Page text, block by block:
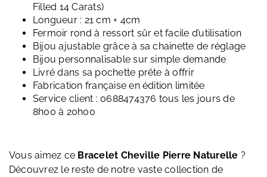
Filled 14 Carats)
Longueur : 21 cm + 4cm
Fermoir rond à ressort sûr et facile d’utilisation
Bijou ajustable grâce à sa chainette de réglage
Bijou personnalisable sur simple demande
Livré dans sa pochette prête à offrir
Fabrication française en édition limitée
Service client : 0688474376 tous les jours de
8h00 à 20h00
Vous aimez ce Bracelet Cheville Pierre Naturelle ?
Découvrez le reste de notre vaste collection de